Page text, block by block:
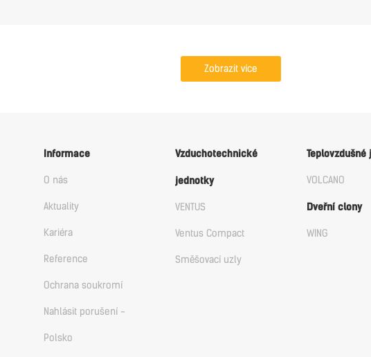
Zobrazit více
Informace
O nás
Aktuality
Kariéra
Reference
Ochrana soukromí
Nahlásit porušení -
Polsko
Vzduchotechnické
jednotky
VENTUS
Ventus Compact
Směšovací uzly
Teplovzdušné
VOLCANO
Dveřní clony
WING